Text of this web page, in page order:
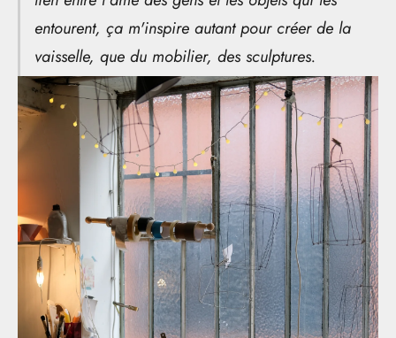
entourent, ça m'inspire autant pour créer de la
vaisselle, que du mobilier, des sculptures.